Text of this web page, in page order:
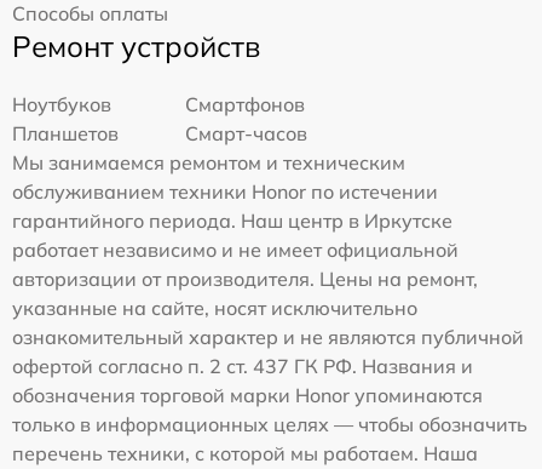
Способы оплаты
Ремонт устройств
Ноутбуков
Смартфонов
Планшетов
Смарт-часов
Мы занимаемся ремонтом и техническим
обслуживанием техники Honor по истечении
гарантийного периода. Наш центр в Иркутске
работает независимо и не имеет официальной
авторизации от производителя. Цены на ремонт,
указанные на сайте, носят исключительно
ознакомительный характер и не являются публичной
офертой согласно п. 2 ст. 437 ГК РФ. Названия и
обозначения торговой марки Honor упоминаются
только в информационных целях — чтобы обозначить
перечень техники, с которой мы работаем. Наша